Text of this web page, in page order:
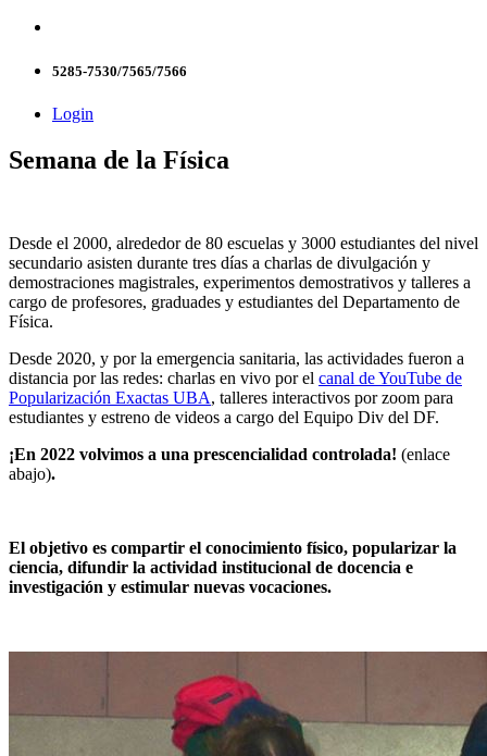
5285-7530/7565/7566
Login
Semana de la Física
Desde el 2000, alrededor de 80 escuelas y 3000 estudiantes del nivel
secundario asisten durante tres días a charlas de divulgación y
demostraciones magistrales, experimentos demostrativos y talleres a
cargo de profesores, graduades y estudiantes del Departamento de
Física.
Desde 2020, y por la emergencia sanitaria, las actividades fueron a
distancia por las redes: charlas en vivo por el canal de YouTube de
Popularización Exactas UBA, talleres interactivos por zoom para
estudiantes y estreno de videos a cargo del Equipo Div del DF.
¡En 2022 volvimos a una prescencialidad controlada! (enlace
abajo).
El objetivo es compartir el conocimiento físico, popularizar la
ciencia, difundir la actividad institucional de docencia e
investigación y estimular nuevas vocaciones.